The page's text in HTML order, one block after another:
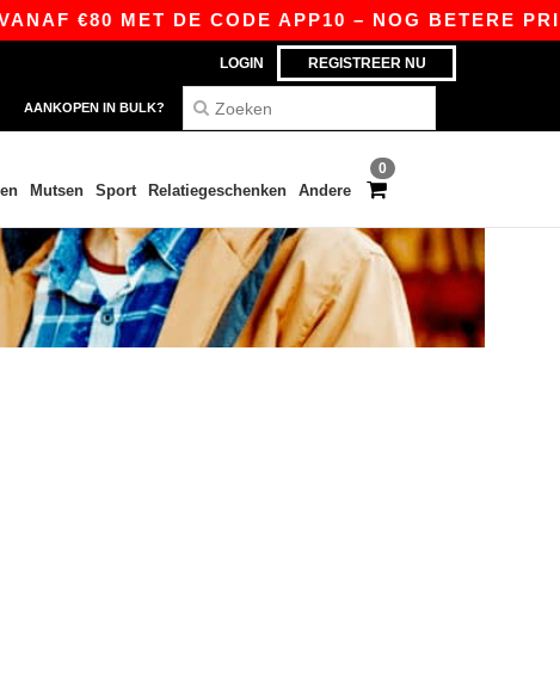
€80 MET DE CODE APP10 – NOG BETERE
LOGIN REGISTREER NU
AANKOPEN IN BULK?
0
Mutsen Sport Relatiegeschenken Andere